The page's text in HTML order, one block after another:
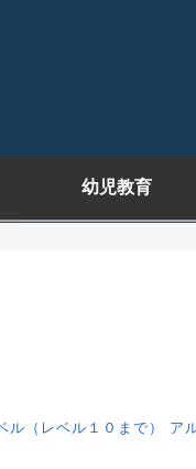
幼児教育
ル（レベル１０まで） ア